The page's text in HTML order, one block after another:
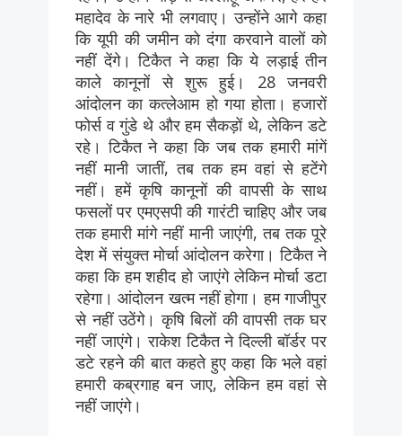
महादेव के नारे भी लगवाए। उन्होंने आगे कहा
कि यूपी की जमीन को दंगा करवाने वालों को
नहीं देंगे। टिकैत ने कहा कि ये लड़ाई तीन
काले कानूनों से शुरू हुई। 28 जनवरी
आंदोलन का कत्लेआम हो गया होता। हजारों
फोर्स व गुंडे थे और हम सैकड़ों थे, लेकिन डटे
रहे। टिकैत ने कहा कि जब तक हमारी मांगें
नहीं मानी जातीं, तब तक हम वहां से हटेंगे
नहीं। हमें कृषि कानूनों की वापसी के साथ
फसलों पर एमएसपी की गारंटी चाहिए और जब
तक हमारी मांगे नहीं मानी जाएंगी, तब तक पूरे
देश में संयुक्त मोर्चा आंदोलन करेगा। टिकैत ने
कहा कि हम शहीद हो जाएंगे लेकिन मोर्चा डटा
रहेगा। आंदोलन खत्म नहीं होगा। हम गाजीपुर
से नहीं उठेंगे। कृषि बिलों की वापसी तक घर
नहीं जाएंगे। राकेश टिकैत ने दिल्ली बॉर्डर पर
डटे रहने की बात कहते हुए कहा कि भले वहां
हमारी कब्रगाह बन जाए, लेकिन हम वहां से
नहीं जाएंगे।